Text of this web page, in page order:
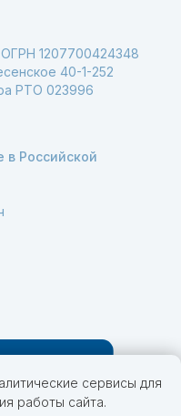
1207700424348
40-1-252
РТО 023996
в Российской
сервисы для
работы сайта.